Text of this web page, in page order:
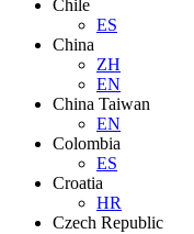
Chile
ES
China
ZH
EN
China Taiwan
EN
Colombia
ES
Croatia
HR
Czech Republic